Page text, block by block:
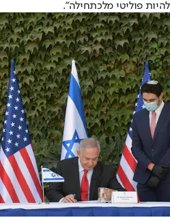
להיות פוליטי מלכתחילה".